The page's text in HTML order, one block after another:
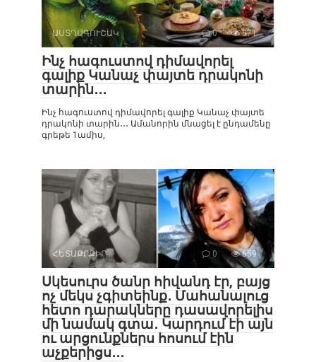
ԱՍՏՂԱԳՈՒՇԱԿ 0 571
Ինչ հագուստով դիմավորել
գալիք Կանաչ փայտե դրակոնի
տարին․․․
Ինչ հագուստով դիմավորել գալիք Կանաչ փայտե
դրակոնի տարին․․․ Ամանորին մնացել է ընդամենը
գրեթե 1ամիս,
ՀԵՏԱՔՐՔԻՐ 0 659
Սկեսուրս ծանր հիվանդ էր, բայց
ոչ մեկս չգիտեինք․ Մահանալուց
հետո դարակները դասավորելիս
մի նամակ գտա․ Կարդում էի այն
ու արցունքներս հոսում էին
աչքերիցս․․․